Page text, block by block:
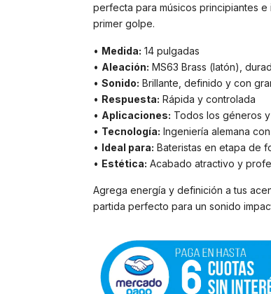
perfecta para músicos principiantes
primer golpe.
• Medida: 14 pulgadas
• Aleación: MS63 Brass (latón),
• Sonido: Brillante, definido y con
• Respuesta: Rápida y controlada
• Aplicaciones: Todos los géneros
• Tecnología: Ingeniería alemana
• Ideal para: Bateristas en etapa de
• Estética: Acabado atractivo y
Agrega energía y definición a tus
partida perfecto para un sonido